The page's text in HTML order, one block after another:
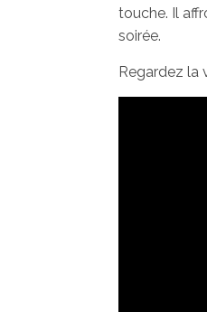
touche. Il
soirée.
Regardez la